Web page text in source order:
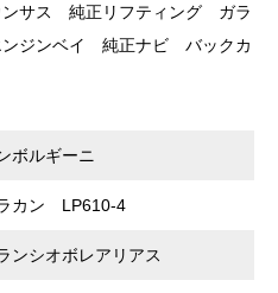
サス 純正リフティング ガラ
ジンベイ 純正ナビ バックカ
ボルギーニ
カン LP610-4
ンシオボレアリアス